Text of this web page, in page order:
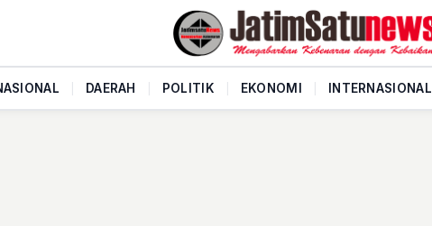
DAERAH POLITIK EKONOMI INTERNASIONAL